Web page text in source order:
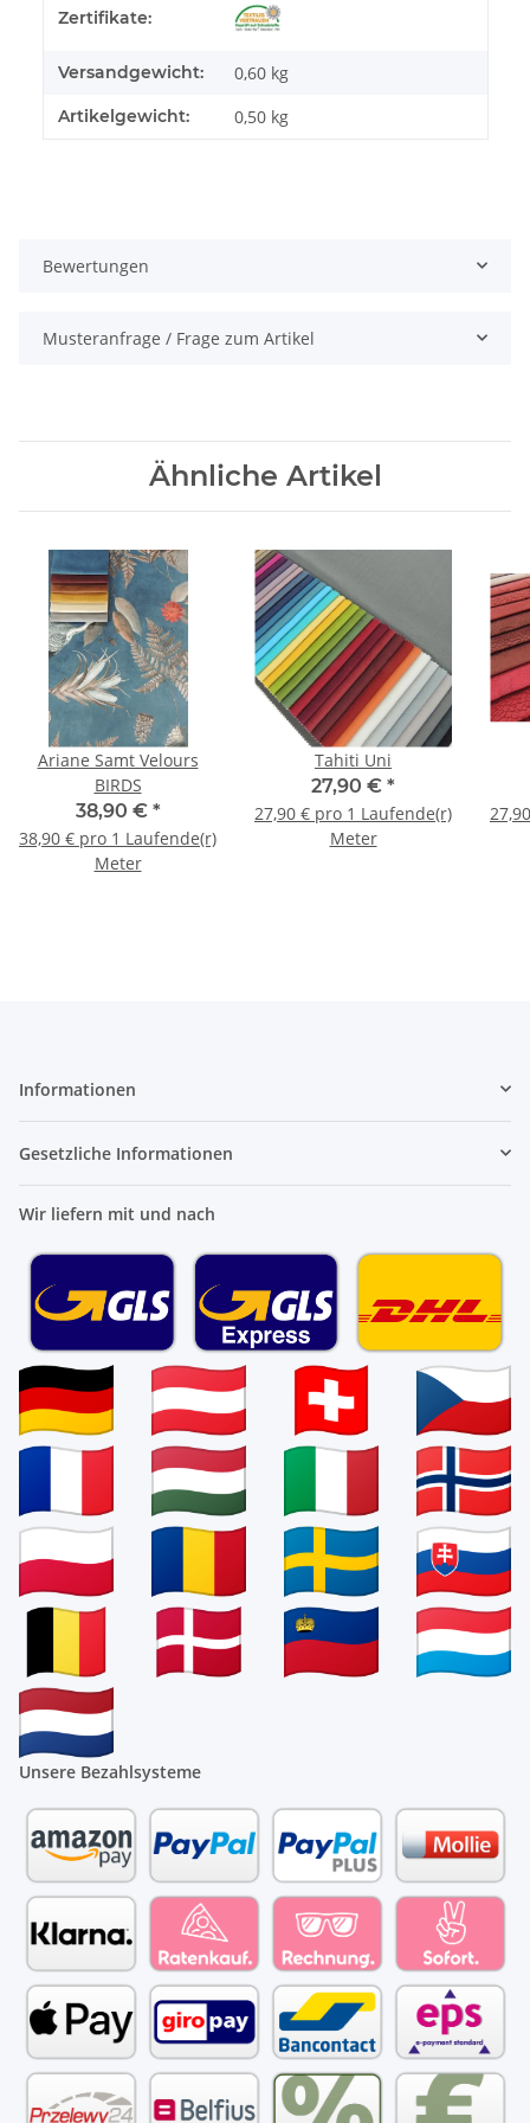
Zertifikate:
Versandgewicht: 0,60 kg
Artikelgewicht: 0,50 kg
Bewertungen
Musteranfrage / Frage zum Artikel
Ähnliche Artikel
Ariane Samt Velours
BIRDS
38,90 € *
38,90 € pro 1 Laufende(r)
Meter
Tahiti Uni
27,90 € *
27,90 € pro 1 Laufende(r)
Meter
Informationen
Gesetzliche Informationen
Wir liefern mit und nach
Unsere Bezahlsysteme